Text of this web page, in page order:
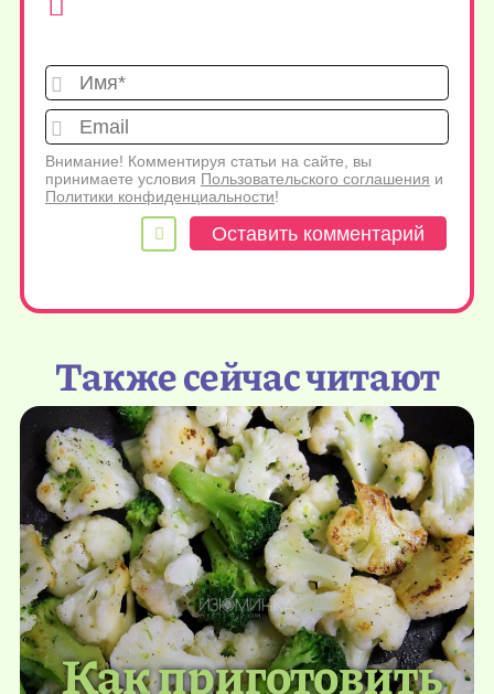
Имя*
Внимание! Комментируя статьи на сайте, вы
принимаете условия Пользовательского соглашения и
Политики конфиденциальности!
Также сейчас читают
Как приготовить